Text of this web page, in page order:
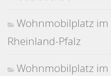
Wohnmobilplatz im
Rheinland-Pfalz
Wohnmobilplatz im